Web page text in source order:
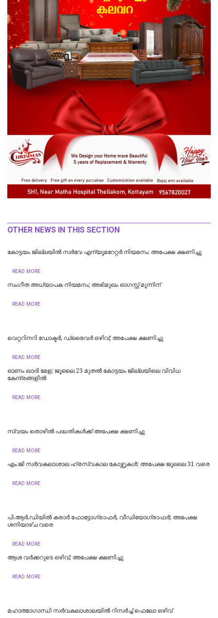
OTHER NEWS IN THIS SECTION
കോട്ടയം ജില്ലയിൽ സർവേ എന്യൂമറേറ്റർ നിയമനം: അപേക്ഷ ക്ഷണിച്ചു
READ MORE
സംഗീത അധ്യാപക നിയമനം; അഭിമുഖം ഓഗസ്റ്റ് മൂന്നിന്
READ MORE
വെറ്ററിനറി ഡോക്ടർ, ഡ്രൈവർ ഒഴിവ്; അപേക്ഷ ക്ഷണിച്ചു
READ MORE
ഓണം ഖാദി മേള; ജൂലൈ 23 മുതൽ കോട്ടയം ജില്ലയിലെ വിവിധ
കേന്ദ്രങ്ങളിൽ
READ MORE
സ്വയം തൊഴില്‍ പദ്ധതികള്‍ക്ക് അപേക്ഷ ക്ഷണിച്ചു
READ MORE
എം.ജി സര്‍വകലാശാല ഹ്രസ്വകാല കോഴ്സുകള്‍: അപേക്ഷ ജൂലൈ 31 വരെ
READ MORE
പി.ആർ.ഡിയിൽ കരാർ ഫോട്ടോഗ്രാഫർ, വീഡിയോഗ്രാഫർ; അപേക്ഷ
ശനിയാഴ്ച വരെ
READ MORE
ആശ വര്‍ക്കറുടെ ഒഴിവ്; അപേക്ഷ ക്ഷണിച്ചു
READ MORE
മഹാത്മാഗാന്ധി സര്‍വകലാശാലയില്‍ റിസര്‍ച്ച് ഫെലോ ഒഴിവ്